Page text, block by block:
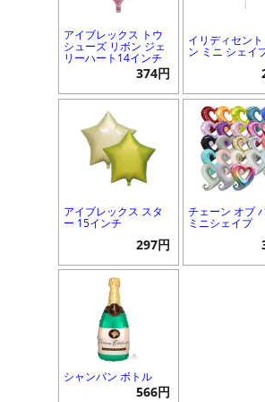
アイブレックス トウ
シューズ リボン ジェ
リーハート14インチ
374円
イリディセン
ン ミニ シェイ
アイブレックス スタ
ー 15インチ
297円
チェーン オブ
ミニシェイプ
シャンパン ボトル
566円